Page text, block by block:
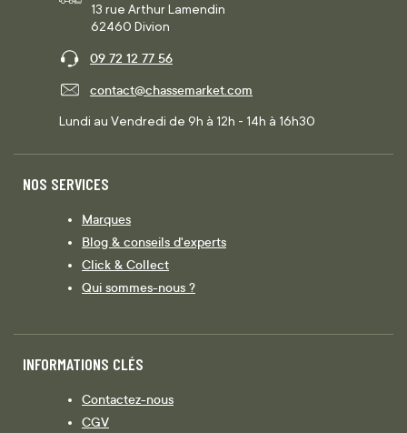
13 rue Arthur Lamendin
62460 Divion
09 72 12 77 56
contact@chassemarket.com
Lundi au Vendredi de 9h à 12h - 14h à 16h30
NOS SERVICES
Marques
Blog & conseils d'experts
Click & Collect
Qui sommes-nous ?
INFORMATIONS CLÉS
Contactez-nous
CGV